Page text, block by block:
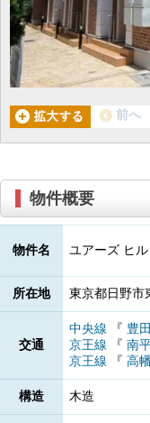
前へ
物件概要
物件名 ユアーズ ヒル
所在地 東京都日野市
交通
中央線 『 豊
京王線
『 南
京王線
『 高
構造 木造